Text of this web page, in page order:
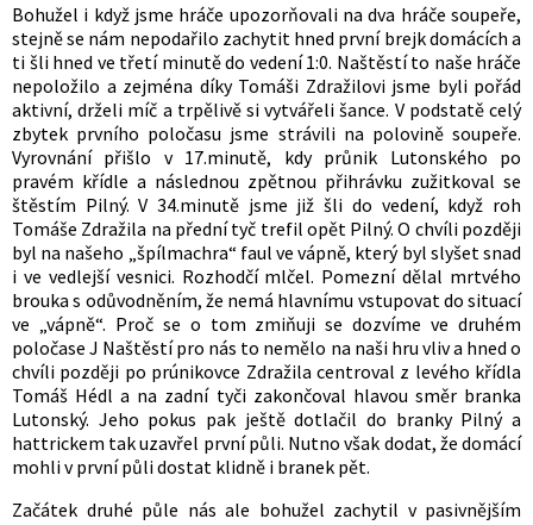
Bohužel i když jsme hráče upozorňovali na dva hráče soupeře,
stejně se nám nepodařilo zachytit hned první brejk domácích a
ti šli hned ve třetí minutě do vedení 1:0. Naštěstí to naše hráče
nepoložilo a zejména díky Tomáši Zdražilovi jsme byli pořád
aktivní, drželi míč a trpělivě si vytvářeli šance. V podstatě celý
zbytek prvního poločasu jsme strávili na polovině soupeře.
Vyrovnání přišlo v 17.minutě, kdy průnik Lutonského po
pravém křídle a následnou zpětnou přihrávku zužitkoval se
štěstím Pilný. V 34.minutě jsme již šli do vedení, když roh
Tomáše Zdražila na přední tyč trefil opět Pilný. O chvíli později
byl na našeho „špílmachra“ faul ve vápně, který byl slyšet snad
i ve vedlejší vesnici. Rozhodčí mlčel. Pomezní dělal mrtvého
brouka s odůvodněním, že nemá hlavnímu vstupovat do situací
ve „vápně“. Proč se o tom zmiňuji se dozvíme ve druhém
poločase J Naštěstí pro nás to nemělo na naši hru vliv a hned o
chvíli později po prúnikovce Zdražila centroval z levého křídla
Tomáš Hédl a na zadní tyči zakončoval hlavou směr branka
Lutonský. Jeho pokus pak ještě dotlačil do branky Pilný a
hattrickem tak uzavřel první půli. Nutno však dodat, že domácí
mohli v první půli dostat klidně i branek pět.
Začátek druhé půle nás ale bohužel zachytil v pasivnějším